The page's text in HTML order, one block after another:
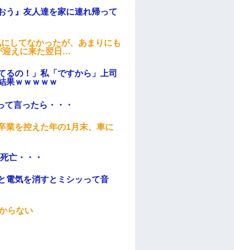
う』友人達を家に連れ帰って
してなかったが、あまりにも
迎えに来た翌日…
るの！」私「ですから」上司
果ｗｗｗｗｗ
言ったら・・・
業を控えた年の1月末、車に
亡・・・
電気を消すとミシッって音
らない